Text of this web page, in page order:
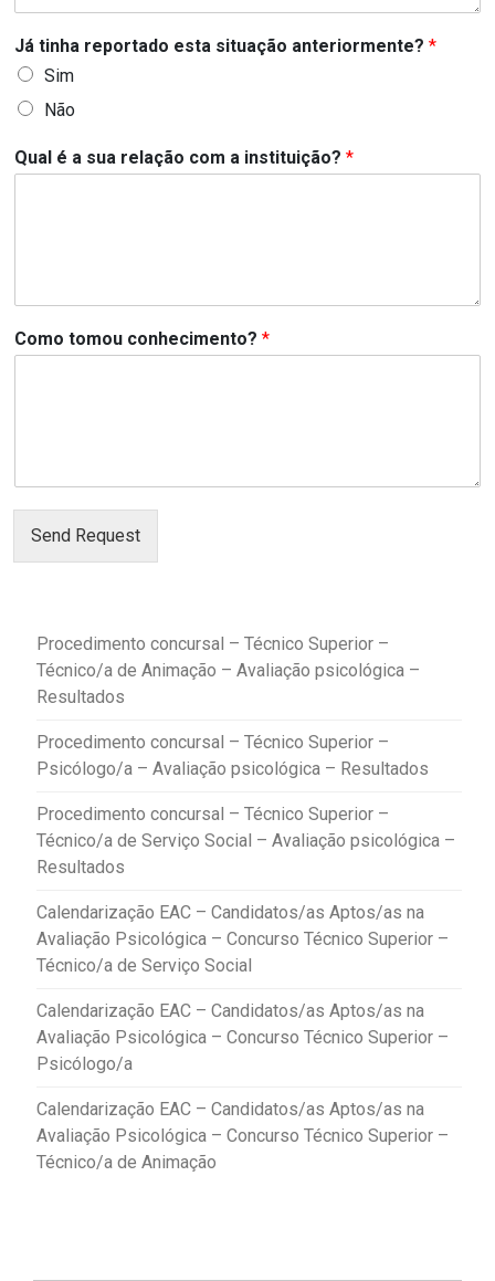
Já tinha reportado esta situação anteriormente? *
Sim
Não
Qual é a sua relação com a instituição? *
Como tomou conhecimento? *
Send Request
Procedimento concursal – Técnico Superior –
Técnico/a de Animação – Avaliação psicológica –
Resultados
Procedimento concursal – Técnico Superior –
Psicólogo/a – Avaliação psicológica – Resultados
Procedimento concursal – Técnico Superior –
Técnico/a de Serviço Social – Avaliação psicológica –
Resultados
Calendarização EAC – Candidatos/as Aptos/as na
Avaliação Psicológica – Concurso Técnico Superior –
Técnico/a de Serviço Social
Calendarização EAC – Candidatos/as Aptos/as na
Avaliação Psicológica – Concurso Técnico Superior –
Psicólogo/a
Calendarização EAC – Candidatos/as Aptos/as na
Avaliação Psicológica – Concurso Técnico Superior –
Técnico/a de Animação